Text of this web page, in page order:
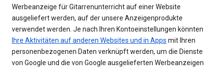
Werbeanzeige für Gitarrenunterricht auf einer Website
ausgeliefert werden, auf der unsere Anzeigenprodukte
verwendet werden. Je nach Ihren Kontoeinstellungen könnten
Ihre Aktivitäten auf anderen Websites und in Apps mit Ihren
personenbezogenen Daten verknüpft werden, um die Dienste
von Google und die von Google ausgelieferten Werbeanzeigen